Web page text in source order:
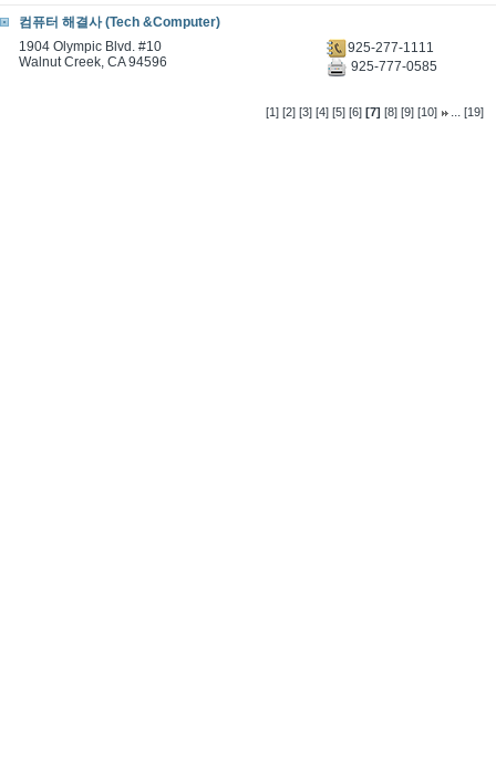
컴퓨터 해결사 (Tech &Computer)
1904 Olympic Blvd. #10
Walnut Creek, CA 94596
925-277-1111
925-777-0585
[1] [2] [3] [4] [5] [6] [7] [8] [9] [10] ...[19]